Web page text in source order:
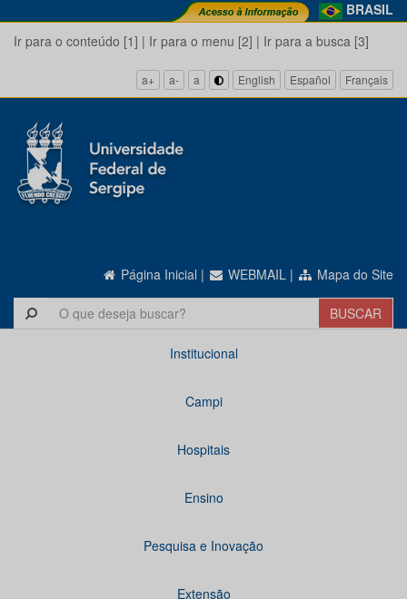
BRASIL
Ir para o conteúdo [1] | Ir para o menu [2] | Ir para a busca [3]
a+ a- a English Español Français
Página Inicial | WEBMAIL | Mapa do Site
Institucional
Campi
Hospitais
Ensino
Pesquisa e Inovação
Extensão